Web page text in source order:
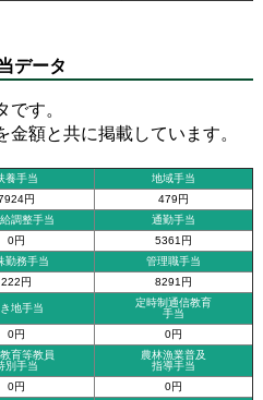
データ
す。
額と共に掲載しています。
養手当
地域手当
円
479円
調整手当
通勤手当
0円
5361円
勤務手当
管理職手当
222円 8291円
地手当
定時制通信教育
手当
0円 0円
育等教員
別手当
農林漁業普及
指導手当
0円 0円